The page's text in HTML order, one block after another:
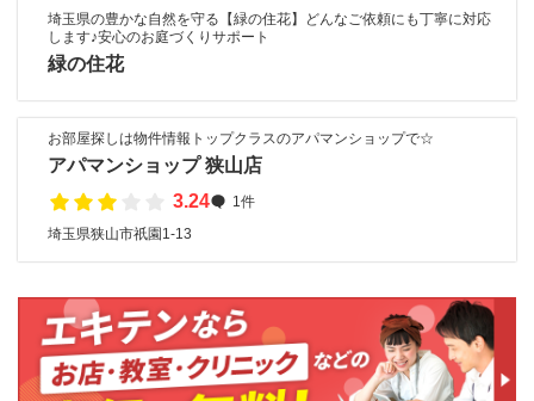
埼玉県の豊かな自然を守る【緑の住花】どんなご依頼にも丁寧に対応
します♪安心のお庭づくりサポート
緑の住花
お部屋探しは物件情報トップクラスのアパマンショップで☆
アパマンショップ 狭山店
3.24
1件
埼玉県狭山市祇園1-13